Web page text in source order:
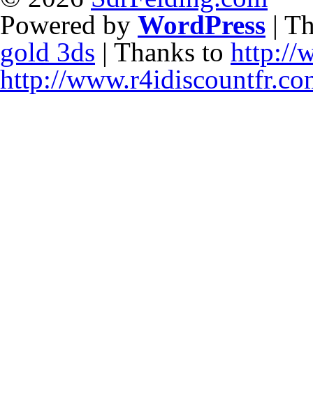
Powered by WordPress |
gold 3ds | Thanks to http://
http://